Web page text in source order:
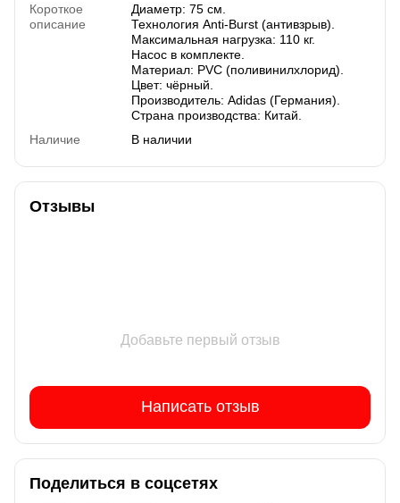
Короткое
описание
Диаметр: 75 см.
Технология Anti-Burst (антивзрыв).
Максимальная нагрузка: 110 кг.
Насос в комплекте.
Материал: PVC (поливинилхлорид).
Цвет: чёрный.
Производитель: Adidas (Германия).
Страна производства: Китай.
Наличие
В наличии
Отзывы
Добавьте первый отзыв
Написать отзыв
Поделиться в соцсетях